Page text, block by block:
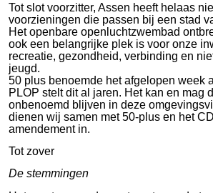
Tot slot voorzitter, Assen heeft helaas
voorzieningen die passen bij een stad
Het openbare openluchtzwembad
ook een belangrijke plek is voor onze
recreatie, gezondheid, verbinding en
jeugd.
50 plus benoemde het afgelopen week
PLOP stelt dit al jaren. Het kan en mag
onbenoemd blijven in deze
dienen wij samen met 50-plus en het
amendement in.
Tot zover
De stemmingen